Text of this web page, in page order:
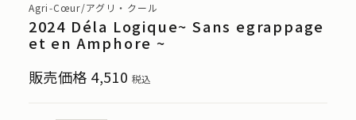
Agri‑Cœur/アグリ・クール
2024 Déla Logique~ Sans egrappage
et en Amphore ~
販売価格 4,510 税込